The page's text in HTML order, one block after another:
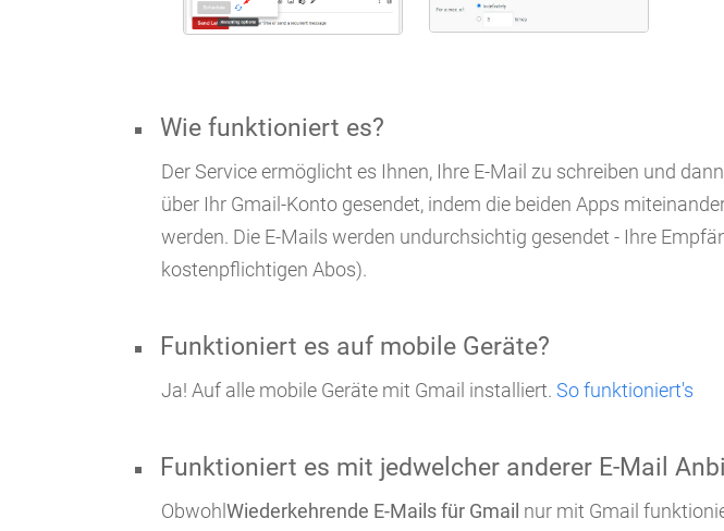
Wie funktioniert es?
Der Service ermöglicht es Ihnen, Ihre E-Mail zu schreiben und
über Ihr Gmail-Konto gesendet, indem die beiden Apps
werden. Die E-Mails werden undurchsichtig gesendet - Ihre
kostenpflichtigen Abos).
Funktioniert es auf mobile Geräte?
Ja! Auf alle mobile Geräte mit Gmail installiert. So funktioniert's
Funktioniert es mit jedwelcher anderer E-Mail
Obwohl Wiederkehrende E-Mails für Gmail nur mit Gmail